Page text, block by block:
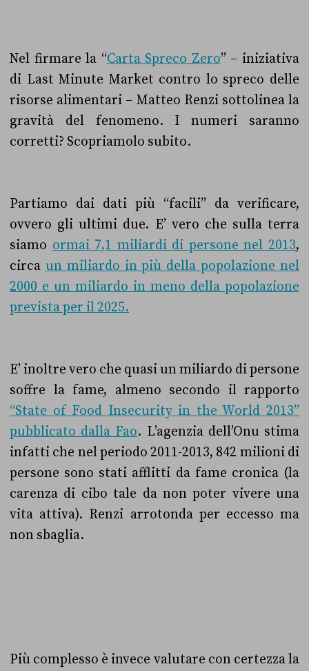
Nel firmare la “Carta Spreco Zero” – iniziativa
di Last Minute Market contro lo spreco delle
risorse alimentari – Matteo Renzi sottolinea la
gravità del fenomeno. I numeri saranno
corretti? Scopriamolo subito.
Partiamo dai dati più “facili” da verificare,
ovvero gli ultimi due. E’ vero che sulla terra
siamo ormai 7,1 miliardi di persone nel 2013,
circa un miliardo in più della popolazione nel
2000 e un miliardo in meno della popolazione
prevista per il 2025.
E’ inoltre vero che quasi un miliardo di persone
soffre la fame, almeno secondo il rapporto
“State of Food Insecurity in the World 2013”
pubblicato dalla Fao. L’agenzia dell’Onu stima
infatti che nel periodo 2011-2013, 842 milioni di
persone sono stati afflitti da fame cronica (la
carenza di cibo tale da non poter vivere una
vita attiva). Renzi arrotonda per eccesso ma
non sbaglia.
Più complesso è invece valutare con certezza la